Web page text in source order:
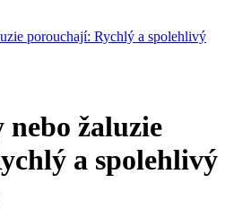
porouchají: Rychlý a spolehlivý
žaluzie
a spolehlivý